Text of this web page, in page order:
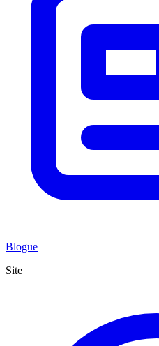
Blogue
Site